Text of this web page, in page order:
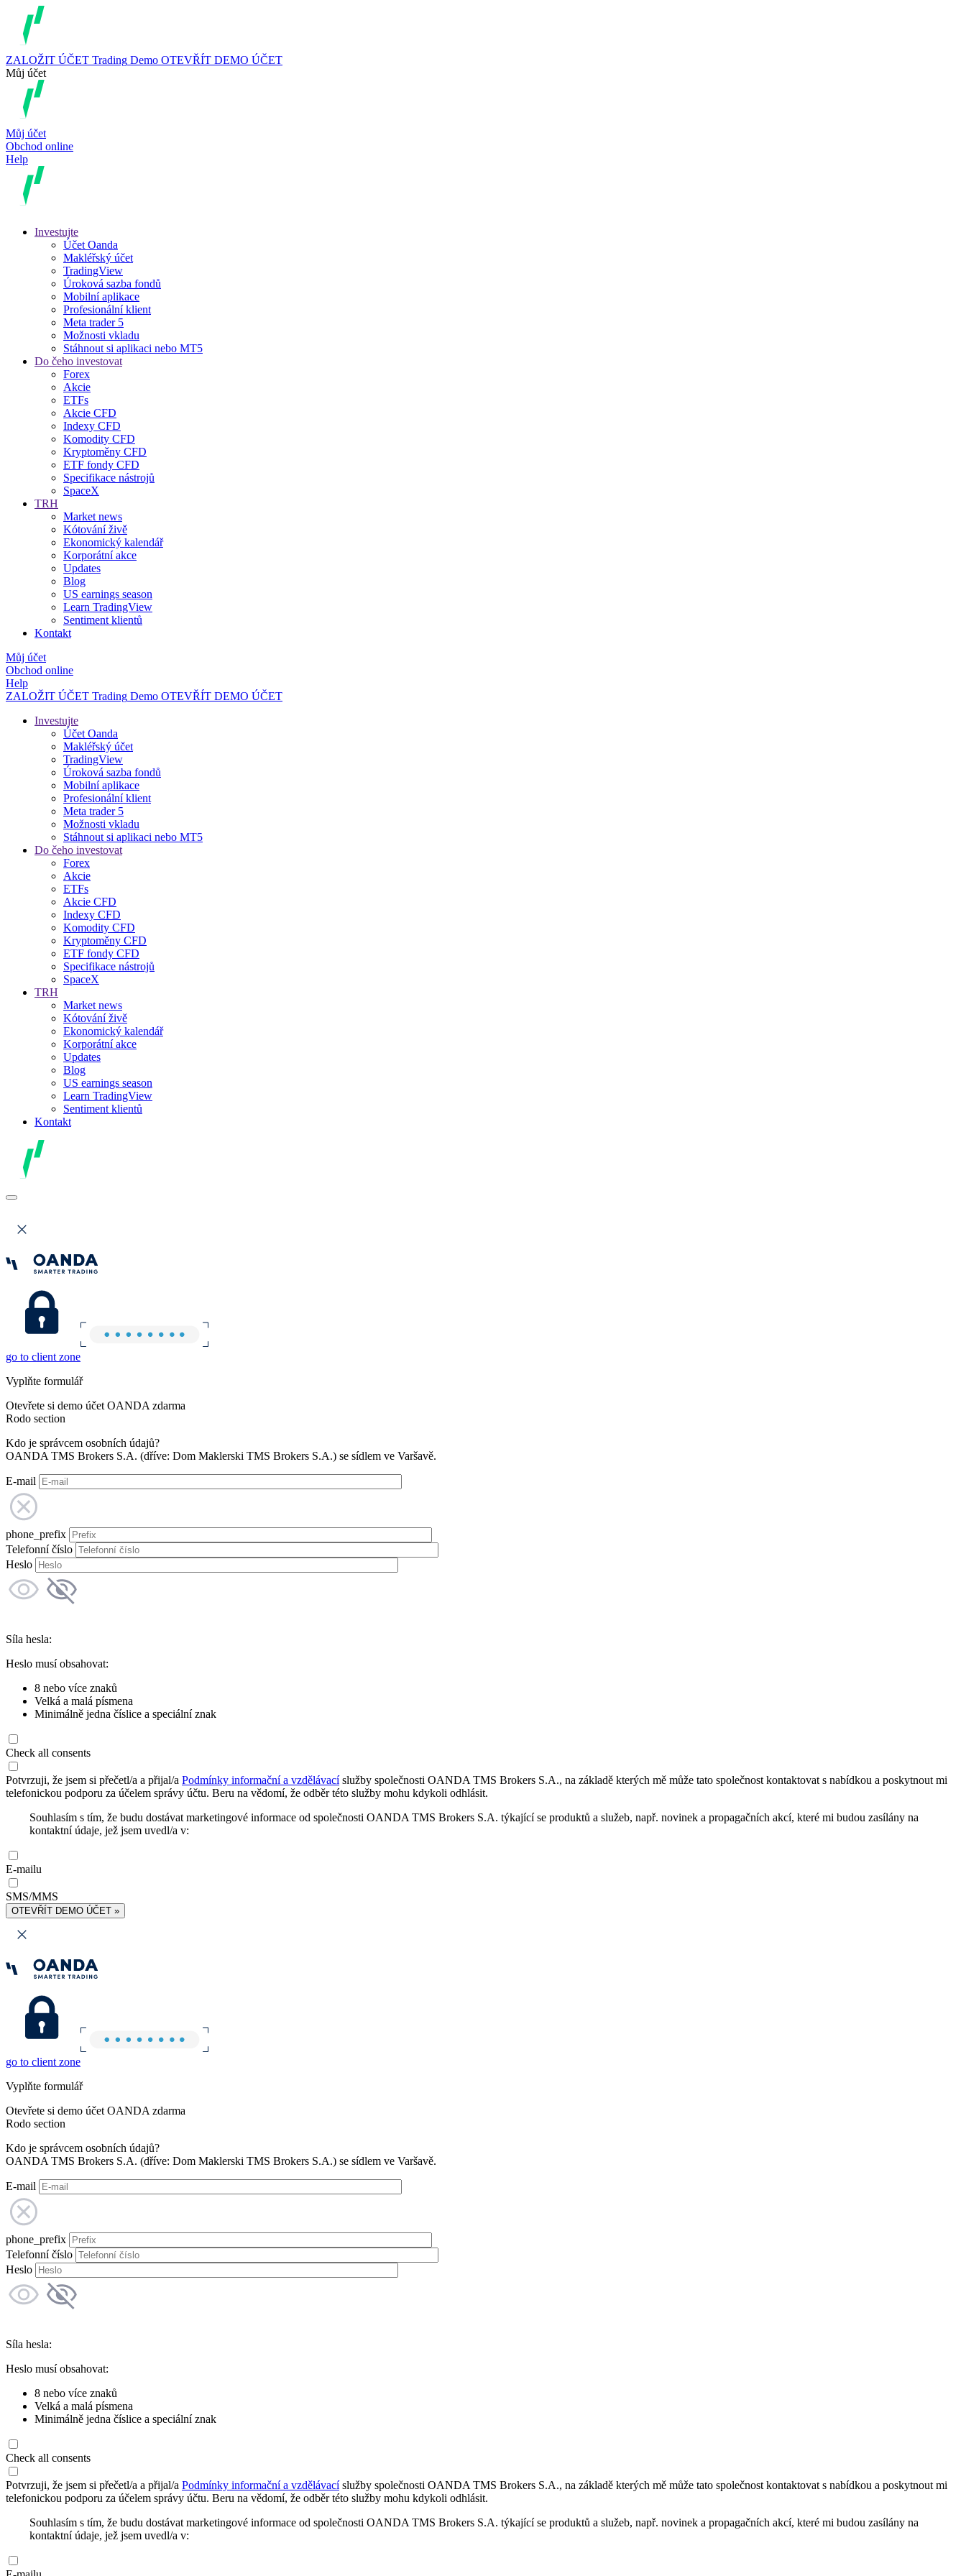
ZALOŽIT ÚČET Trading Demo OTEVŘÍT DEMO ÚČET
Můj účet
Můj účet
Obchod online
Help
Investujte
Účet Oanda
Makléřský účet
TradingView
Úroková sazba fondů
Mobilní aplikace
Profesionální klient
Meta trader 5
Možnosti vkladu
Stáhnout si aplikaci nebo MT5
Do čeho investovat
Forex
Akcie
ETFs
Akcie CFD
Indexy CFD
Komodity CFD
Kryptoměny CFD
ETF fondy CFD
Specifikace nástrojů
SpaceX
TRH
Market news
Kótování živě
Ekonomický kalendář
Korporátní akce
Updates
Blog
US earnings season
Learn TradingView
Sentiment klientů
Kontakt
Můj účet
Obchod online
Help
ZALOŽIT ÚČET Trading Demo OTEVŘÍT DEMO ÚČET
Investujte
Účet Oanda
Makléřský účet
TradingView
Úroková sazba fondů
Mobilní aplikace
Profesionální klient
Meta trader 5
Možnosti vkladu
Stáhnout si aplikaci nebo MT5
Do čeho investovat
Forex
Akcie
ETFs
Akcie CFD
Indexy CFD
Komodity CFD
Kryptoměny CFD
ETF fondy CFD
Specifikace nástrojů
SpaceX
TRH
Market news
Kótování živě
Ekonomický kalendář
Korporátní akce
Updates
Blog
US earnings season
Learn TradingView
Sentiment klientů
Kontakt
go to client zone
Vyplňte formulář
Otevřete si demo účet OANDA zdarma
Rodo section
Kdo je správcem osobních údajů?
OANDA TMS Brokers S.A. (dříve: Dom Maklerski TMS Brokers S.A.) se sídlem ve Varšavě.
E-mail
phone_prefix
Telefonní číslo
Heslo
Síla hesla:
Heslo musí obsahovat:
8 nebo více znaků
Velká a malá písmena
Minimálně jedna číslice a speciální znak
Check all consents
Potvrzuji, že jsem si přečetl/a a přijal/a Podmínky informační a vzdělávacíslužby společnosti OANDA TMS Brokers S.A., na základě kterých mě může tato společnost kontaktovat s nabídkou a poskytnout mi
telefonickou podporu za účelem správy účtu. Beru na vědomí, že odběr této služby mohu kdykoli odhlásit.
Souhlasím s tím, že budu dostávat marketingové informace od společnosti OANDA TMS Brokers S.A. týkající se produktů a služeb, např. novinek a propagačních akcí, které mi budou zasílány na
kontaktní údaje, jež jsem uvedl/a v:
E-mailu
SMS/MMS
OTEVŘÍT DEMO ÚČET »
go to client zone
Vyplňte formulář
Otevřete si demo účet OANDA zdarma
Rodo section
Kdo je správcem osobních údajů?
OANDA TMS Brokers S.A. (dříve: Dom Maklerski TMS Brokers S.A.) se sídlem ve Varšavě.
E-mail
phone_prefix
Telefonní číslo
Heslo
Síla hesla:
Heslo musí obsahovat:
8 nebo více znaků
Velká a malá písmena
Minimálně jedna číslice a speciální znak
Check all consents
Potvrzuji, že jsem si přečetl/a a přijal/a Podmínky informační a vzdělávacíslužby společnosti OANDA TMS Brokers S.A., na základě kterých mě může tato společnost kontaktovat s nabídkou a poskytnout mi
telefonickou podporu za účelem správy účtu. Beru na vědomí, že odběr této služby mohu kdykoli odhlásit.
Souhlasím s tím, že budu dostávat marketingové informace od společnosti OANDA TMS Brokers S.A. týkající se produktů a služeb, např. novinek a propagačních akcí, které mi budou zasílány na
kontaktní údaje, jež jsem uvedl/a v: